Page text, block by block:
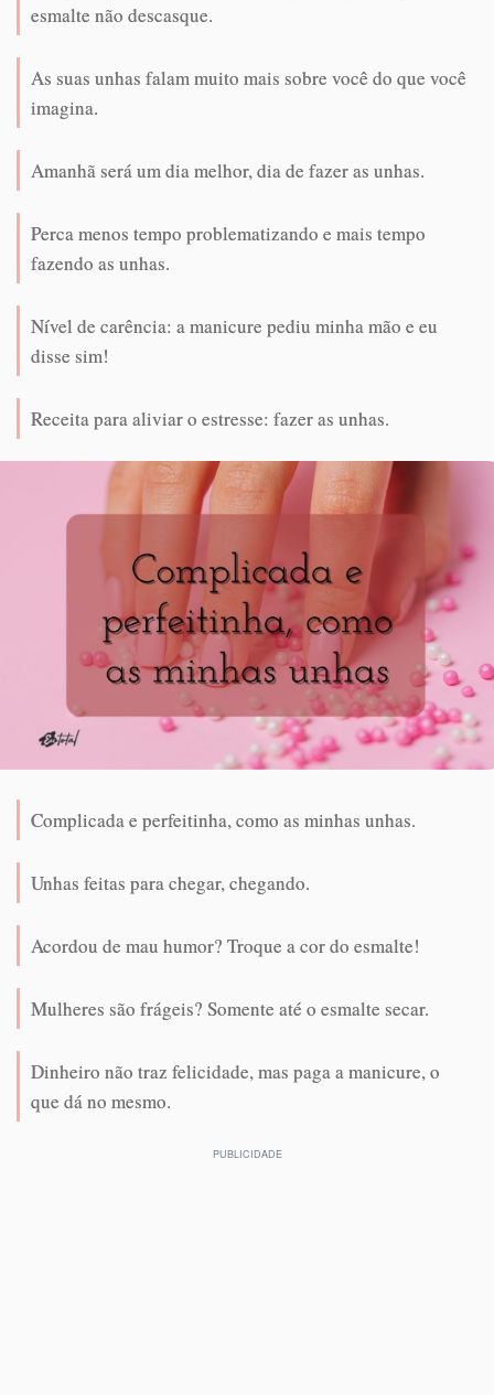
esmalte não descasque.
As suas unhas falam muito mais sobre você do que você
imagina.
Amanhã será um dia melhor, dia de fazer as unhas.
Perca menos tempo problematizando e mais tempo
fazendo as unhas.
Nível de carência: a manicure pediu minha mão e eu
disse sim!
Receita para aliviar o estresse: fazer as unhas.
Complicada e perfeitinha, como as minhas unhas.
Unhas feitas para chegar, chegando.
Acordou de mau humor? Troque a cor do esmalte!
Mulheres são frágeis? Somente até o esmalte secar.
Dinheiro não traz felicidade, mas paga a manicure, o
que dá no mesmo.